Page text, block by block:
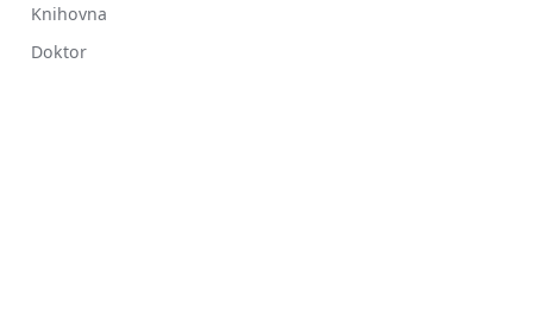
Knihovna
Doktor